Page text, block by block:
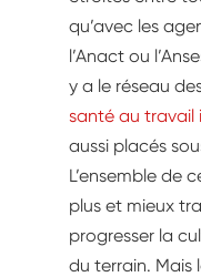
qu’avec les
l’Anact ou
y a le réseau
santé au travail
aussi placés
L’ensemble de
plus et mieux
progresser la
du terrain. Mais